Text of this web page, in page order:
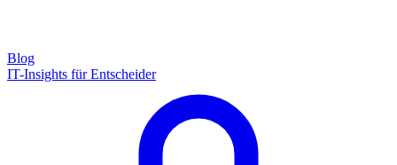
Blog
IT-Insights für Entscheider